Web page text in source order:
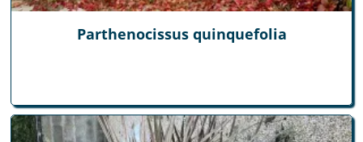
Parthenocissus quinquefolia